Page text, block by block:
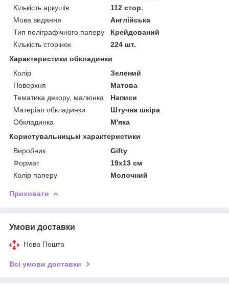
Кількість аркушів
112 стор.
Мова видання
Англійська
Тип поліграфічного паперу
Крейдований
Кількість сторінок
224 шт.
Характеристики обкладинки
Колір
Зелений
Поверхня
Матова
Тематика декору, малюнка
Написи
Матеріал обкладинки
Штучна шкіра
Обкладинка
М'яка
Користувальницькі характеристики
Виробник
Gifty
Формат
19х13 см
Колір паперу
Молочний
Приховати
Умови доставки
Нова Пошта
Всі умови доставки